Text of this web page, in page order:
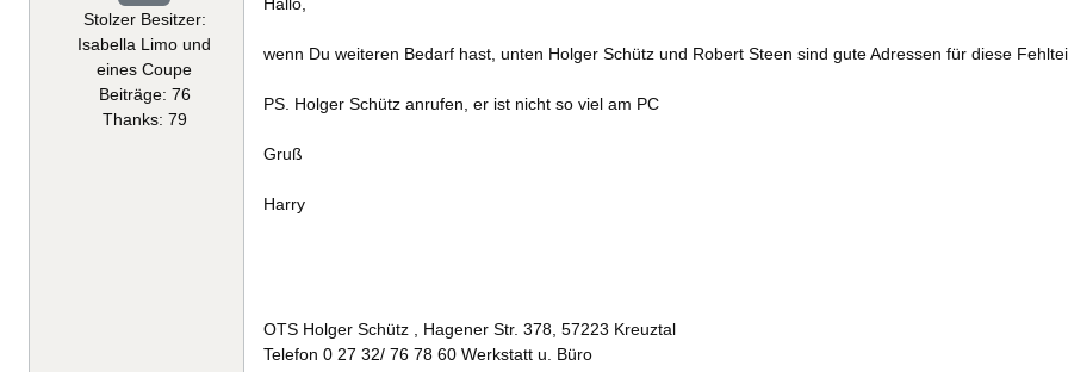
Stolzer Besitzer:
Isabella Limo und
eines Coupe
Beiträge: 76
Thanks: 79
Hallo,
wenn Du weiteren Bedarf hast, unten Holger Schütz und Robert Steen sind gute Adressen für diese
PS. Holger Schütz anrufen, er ist nicht so viel am PC
Gruß
Harry
OTS Holger Schütz , Hagener Str. 378, 57223 Kreuztal
Telefon 0 27 32/ 76 78 60 Werkstatt u. Büro